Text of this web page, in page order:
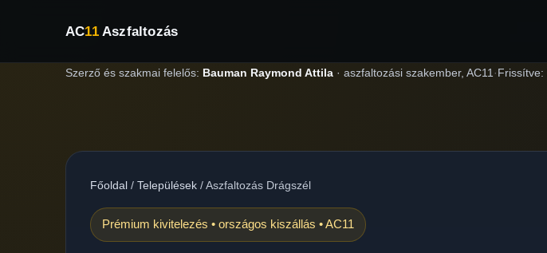
AC11Aszfaltozás
Szerző és szakmai felelős: Bauman Raymond Attila · aszfaltozási szakember, AC11 ·Frissítve:
Főoldal / Települések /Aszfaltozás Drágszél
Prémium kivitelezés • országos kiszállás • AC11